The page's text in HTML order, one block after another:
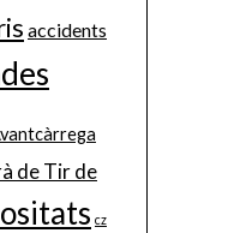
accidents
de Tir de
cz